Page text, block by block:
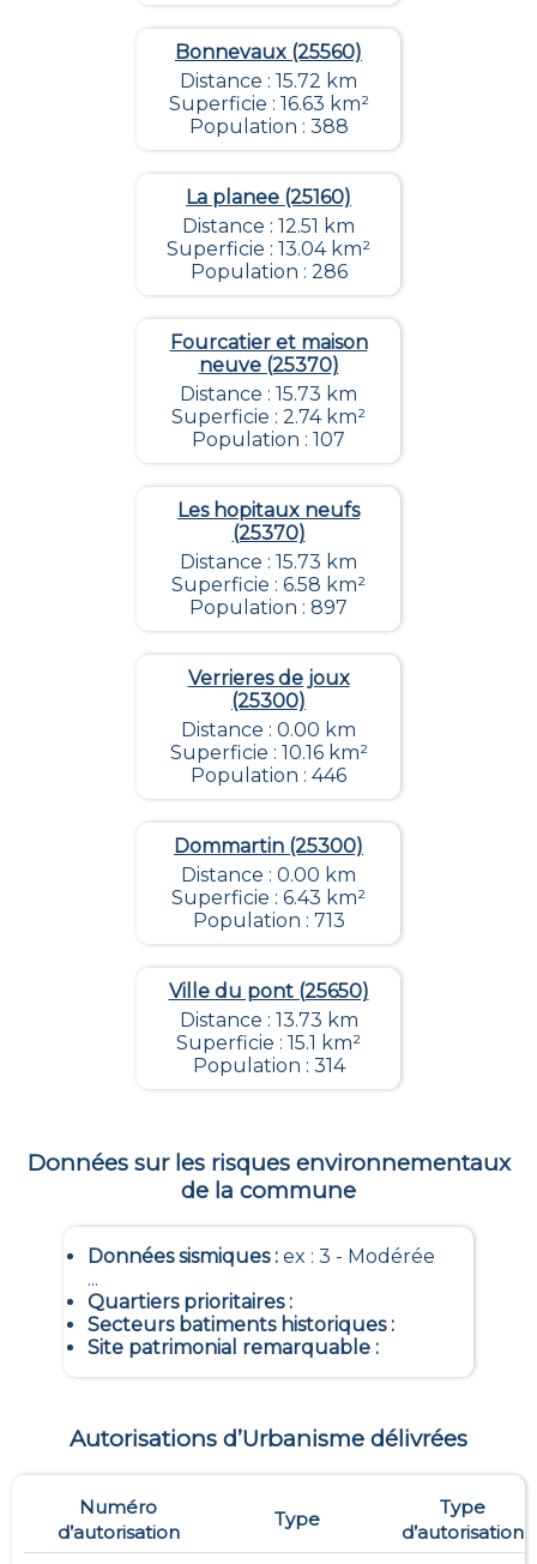
Bonnevaux (25560)
Distance : 15.72 km
Superficie : 16.63 km²
Population : 388
La planee (25160)
Distance : 12.51 km
Superficie : 13.04 km²
Population : 286
Fourcatier et maison
neuve (25370)
Distance : 15.73 km
Superficie : 2.74 km²
Population : 107
Les hopitaux neufs
(25370)
Distance : 15.73 km
Superficie : 6.58 km²
Population : 897
Verrieres de joux
(25300)
Distance : 0.00 km
Superficie : 10.16 km²
Population : 446
Dommartin (25300)
Distance : 0.00 km
Superficie : 6.43 km²
Population : 713
Ville du pont (25650)
Distance : 13.73 km
Superficie : 15.1 km²
Population : 314
Données sur les risques environnementaux
de la commune
Données sismiques: ex : 3 - Modérée
...
Quartiers prioritaires:
Secteurs batiments historiques:
Site patrimonial remarquable:
Autorisations d’Urbanisme délivrées
Numéro
d’autorisation
Type
Type
d’autorisation